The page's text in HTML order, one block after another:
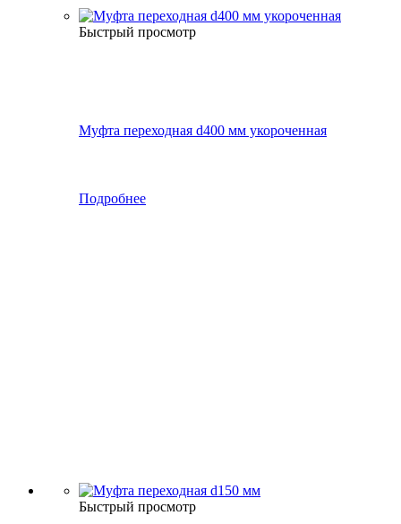
Быстрый просмотр
Муфта переходная d400 мм укороченная
Подробнее
Быстрый просмотр